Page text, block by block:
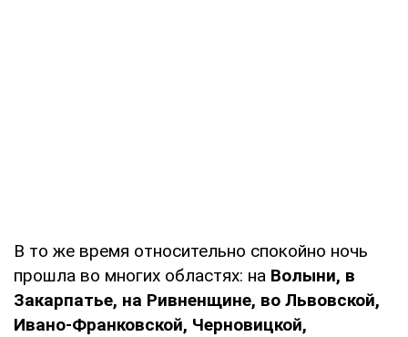
В то же время относительно спокойно ночь
прошла во многих областях: на Волыни, в
Закарпатье, на Ривненщине, во Львовской,
Ивано-Франковской, Черновицкой,